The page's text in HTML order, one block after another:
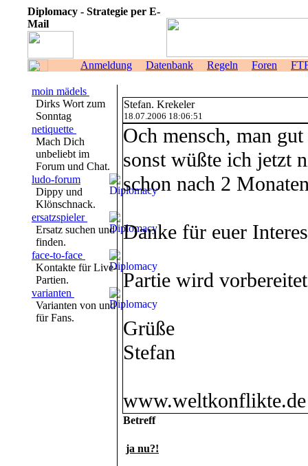
Diplomacy - Strategie per E-
Mail
Anmeldung Datenbank Regeln Foren
moin mädels
Dirks Wort zum
Sonntag
netiquette
Mach Dich
unbeliebt im
Forum und Chat.
ludo-forum
Dippy und
Klönschnack.
ersatzspieler
Ersatz suchen und
finden.
face-to-face
Kontakte für Live-
Partien.
varianten
Varianten von und
für Fans.
Stefan. Krekeler
18.07.2006 18:06:51
Och mensch, man
sonst wüßte ich jetzt
schon nach 2
Danke für euer
Partie wird
Grüße
Stefan
www.weltkonflikte.de
Betreff
ja nu?!